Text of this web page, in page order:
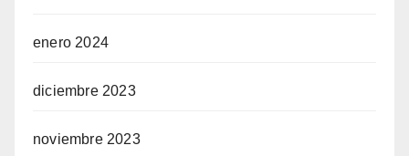
enero 2024
diciembre 2023
noviembre 2023